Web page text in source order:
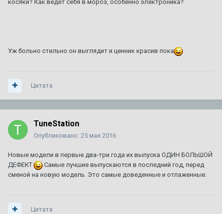
Автор: zelevsky23
1 ответ 1 735 просмотров
Не заводится CTS 2003
Автор: Марат уфа,12 декабря 2025
1 ответ 3 033 просмотра
косяки? Как ведет себя в мороз, особенно электроника?
Уж больно стильно он выглядит и ценник красив пока
Цитата
TuneStation
Опубликовано: 25 мая 2016
Новые модели в первые два-три года их выпуска ОДИН БОЛЬШОЙ
ДЕФЕКТ
Самые лучшие выпускаются в последний год, перед
сменой на новую модель. Это самые доведенные и отлаженные.
Цитата